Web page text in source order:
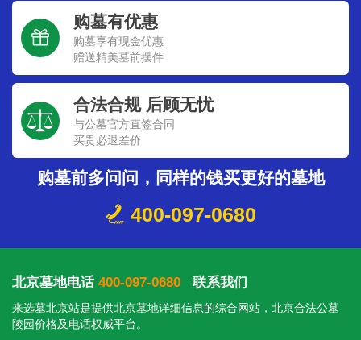
购墓有优惠
购墓享有现金优惠
赠送精美墓前摆件
合法合规 后顾无忧
与公墓官方直签合同
买贵必退差价
购墓前多问问，同样的钱买更好的墓地
400-097-0680
北京墓地电话 400-097-0680 联系我们
来选墓北京站是提供北京墓地详细信息的综合网站，北京合法公墓
陵园价格及电话权威平台。